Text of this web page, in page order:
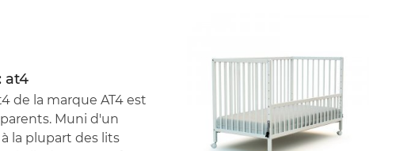
at4
de la marque AT4 est
Muni d'un
la plupart des lits